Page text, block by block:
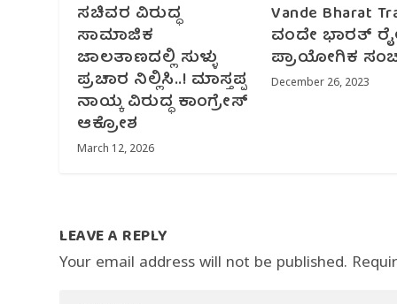
ಸಚಿವರ ವಿರುದ್ಧ
ಸಾಮಾಜಿಕ
ಜಾಲತಾಣದಲ್ಲಿ ಸುಳ್ಳು
ಪ್ರಚಾರ ನಿಲ್ಲಿಸಿ..! ಮಾಸ್ತಪ್ಪ
ನಾಯ್ಕ ವಿರುದ್ಧ ಕಾಂಗ್ರೇಸ್
ಆಕ್ರೋಶ
March 12, 2026
Vande Bharat
ವಂದೇ ಭಾರತ್
ಪ್ರಾಯೋಗಿಕ
December 26, 2023
LEAVE A REPLY
Your email address will not be published.